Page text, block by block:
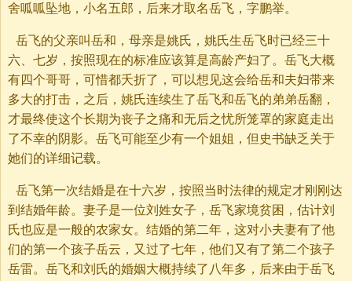
舍呱呱坠地，小名五郎，后来才取名岳飞，字鹏举。
岳飞的父亲叫岳和，母亲是姚氏，姚氏生岳飞时已经三十
六、七岁，按照现在的标准应该算是高龄产妇了。岳飞大概
有四个哥哥，可惜都夭折了，可以想见这会给岳和夫妇带来
多大的打击，之后，姚氏连续生了岳飞和岳飞的弟弟岳翻，
才最终使这个长期为丧子之痛和无后之忧所笼罩的家庭走出
了不幸的阴影。岳飞可能至少有一个姐姐，但史书缺乏关于
她们的详细记载。
岳飞第一次结婚是在十六岁，按照当时法律的规定才刚刚达
到结婚年龄。妻子是一位刘姓女子，岳飞家境贫困，估计刘
氏也应是一般的农家女。结婚的第二年，这对小夫妻有了他
们的第一个孩子岳云，又过了七年，他们又有了第二个孩子
岳雷。岳飞和刘氏的婚姻大概持续了八年多，后来由于岳飞